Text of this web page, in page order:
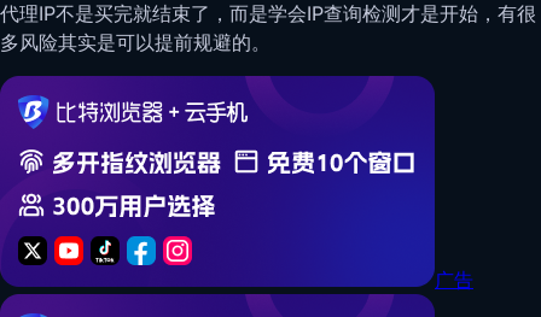
代理IP不是买完就结束了，而是学会IP查询检测才是开始，有很
多风险其实是可以提前规避的。
广告